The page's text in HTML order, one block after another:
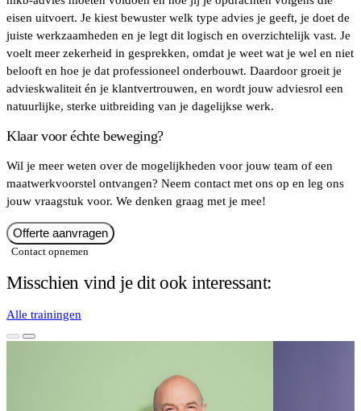
eisen uitvoert. Je kiest bewuster welk type advies je geeft, je doet de
juiste werkzaamheden en je legt dit logisch en overzichtelijk vast. Je
voelt meer zekerheid in gesprekken, omdat je weet wat je wel en niet
belooft en hoe je dat professioneel onderbouwt. Daardoor groeit je
advieskwaliteit én je klantvertrouwen, en wordt jouw adviesrol een
natuurlijke, sterke uitbreiding van je dagelijkse werk.
Klaar voor échte beweging?
Wil je meer weten over de mogelijkheden voor jouw team of een
maatwerkvoorstel ontvangen? Neem contact met ons op en leg ons
jouw vraagstuk voor. We denken graag met je mee!
Offerte aanvragen
Contact opnemen
Misschien vind je dit ook interessant:
Alle trainingen